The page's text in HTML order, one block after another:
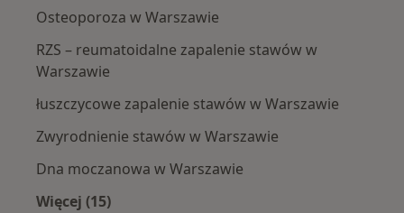
Osteoporoza w Warszawie
RZS – reumatoidalne zapalenie stawów w
Warszawie
łuszczycowe zapalenie stawów w Warszawie
Zwyrodnienie stawów w Warszawie
Dna moczanowa w Warszawie
Więcej (15)